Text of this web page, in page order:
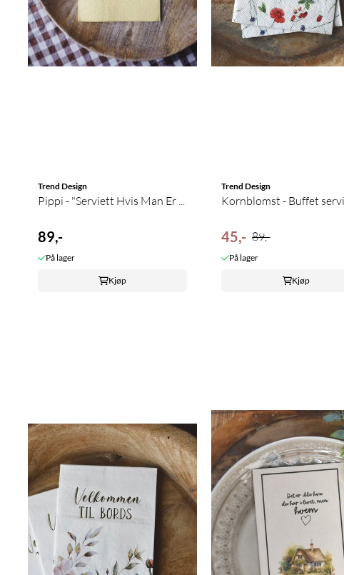
Trend Design
Pippi - "Serviett Hvis Man Er ...
89,-
På lager
Kjøp
Trend Design
Kornblomst - Buffet
45,- 89,-
På lager
Kjøp